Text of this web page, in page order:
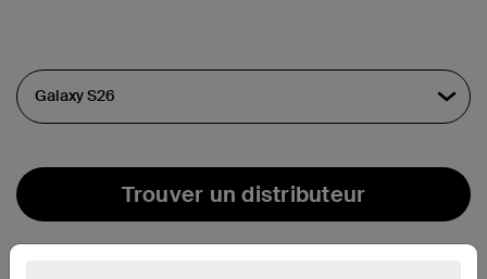
Trouver un distributeur